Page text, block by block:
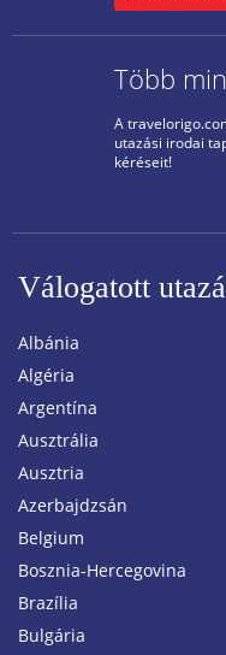
Több
A
utazási irodai
kéréseit!
Válogatott
Albánia
Algéria
Argentína
Ausztrália
Ausztria
Azerbajdzsán
Belgium
Bosznia-Hercegovina
Brazília
Bulgária